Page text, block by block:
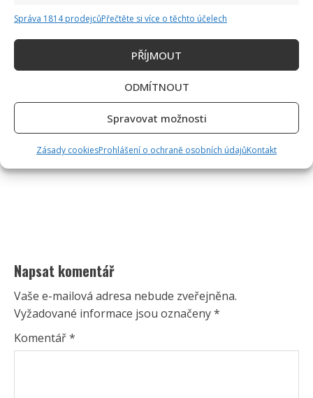
Správa 1814 prodejcůPřečtěte si více o těchto účelech
PŘÍJMOUT
ODMÍTNOUT
Spravovat možnosti
Zásady cookiesProhlášení o ochraně osobních údajůKontakt
Napsat komentář
Vaše e-mailová adresa nebude zveřejněna.
Vyžadované informace jsou označeny*
Komentář*